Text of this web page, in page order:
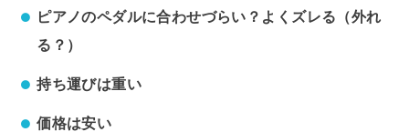
ピアノのペダルに合わせづらい？よくズレる（外れ
る？）
持ち運びは重い
価格は安い